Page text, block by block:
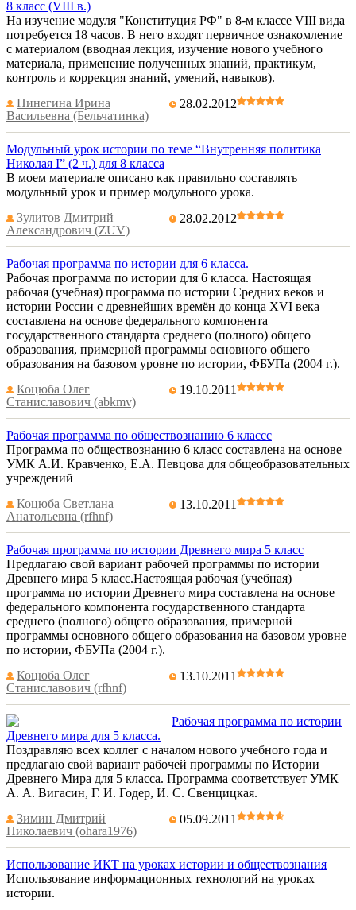
8 класс (VIII в.)
На изучение модуля "Конституция РФ" в 8-м классе VIII вида
потребуется 18 часов. В него входят первичное ознакомление
с материалом (вводная лекция, изучение нового учебного
материала, применение полученных знаний, практикум,
контроль и коррекция знаний, умений, навыков).
Пинегина Ирина
Васильевна (Бельчатинка)
28.02.2012
Модульный урок истории по теме “Внутренняя политика
Николая I” (2 ч.) для 8 класса
В моем материале описано как правильно составлять
модульный урок и пример модульного урока.
Зулитов Дмитрий
Александрович (ZUV)
28.02.2012
Рабочая программа по истории для 6 класса.
Рабочая программа по истории для 6 класса. Настоящая
рабочая (учебная) программа по истории Cредних веков и
истории России с древнейших времён до конца XVI века
составлена на основе федерального компонента
государственного стандарта среднего (полного) общего
образования, примерной программы основного общего
образования на базовом уровне по истории, ФБУПа (2004 г.).
Коцюба Олег
Станиславович (abkmv)
19.10.2011
Рабочая программа по обществознанию 6 классс
Программа по обществознанию 6 класс составлена на основе
УМК А.И. Кравченко, Е.А. Певцова для общеобразовательных
учреждений
Коцюба Светлана
Анатольевна (rfhnf)
13.10.2011
Рабочая программа по истории Древнего мира 5 класс
Предлагаю свой вариант рабочей программы по истории
Древнего мира 5 класс.Настоящая рабочая (учебная)
программа по истории Древнего мира составлена на основе
федерального компонента государственного стандарта
среднего (полного) общего образования, примерной
программы основного общего образования на базовом уровне
по истории, ФБУПа (2004 г.).
Коцюба Олег
Станиславович (rfhnf)
13.10.2011
Рабочая программа по истории
Древнего мира для 5 класса.
Поздравляю всех коллег с началом нового учебного года и
предлагаю свой вариант рабочей программы по Истории
Древнего Мира для 5 класса. Программа соответствует УМК
А. А. Вигасин, Г. И. Годер, И. С. Свенцицкая.
Зимин Дмитрий
Николаевич (ohara1976)
05.09.2011
Использование ИКТ на уроках истории и обществознания
Использование информационных технологий на уроках
истории.